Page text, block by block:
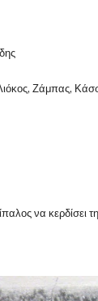
Ζάμπας,
να κερδίσει
Η